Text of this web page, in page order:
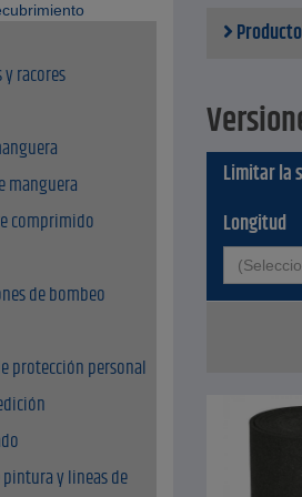
y racores
manguera
comprimido
de bombeo
protección personal
y lineas de
La
Color:
Producto
Limitar la
Longitud